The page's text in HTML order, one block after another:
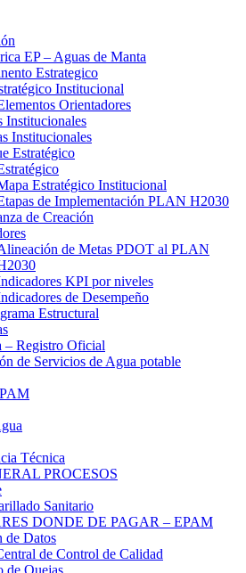
EP – Aguas de Manta
Estrategico
Institucional
Orientadores
Institucionales
Institucionales
Estratégico
Estratégico Institucional
de Implementación PLAN H2030
de Creación
de Metas PDOT al PLAN
KPI por niveles
de Desempeño
Estructural
– Registro Oficial
de Servicios de Agua potable
Técnica
PROCESOS
Sanitario
DONDE DE PAGAR – EPAM
de Datos
de Control de Calidad